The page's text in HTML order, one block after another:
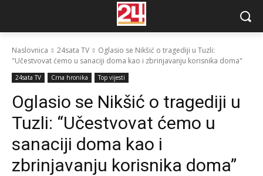
Naslovnica 24sata TV
Oglasio se Nikšić o tragediji u Tuzli:
"Učestvovat ćemo u sanaciji doma kao i zbrinjavanju korisnika doma"
24sata TV Crna hronika Top vijesti
Oglasio se Nikšić o tragediji u
Tuzli: “Učestvovat ćemo u
sanaciji doma kao i
zbrinjavanju korisnika doma”